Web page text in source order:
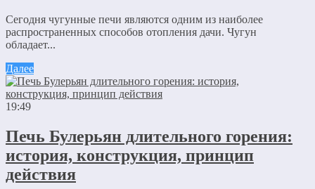
Сегодня чугунные печи являются одним из наиболее
распространенных способов отопления дачи. Чугун
обладает...
Далее
19:49
Печь Булерьян длительного горения:
история, конструкция, принцип
действия